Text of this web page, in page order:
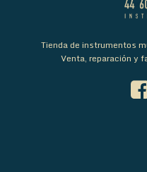
Tienda de instrumentos
Venta, reparación y